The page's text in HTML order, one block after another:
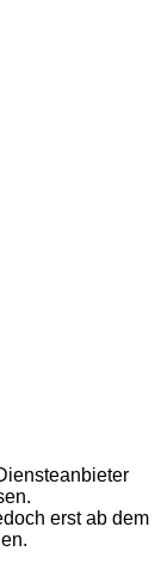
erst ab dem